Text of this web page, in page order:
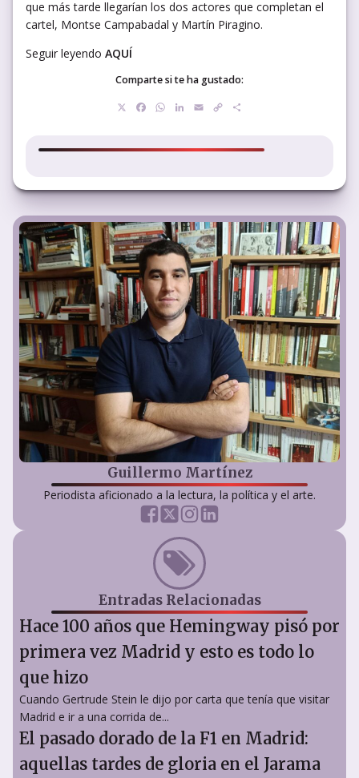
que más tarde llegarían los dos actores que completan el
cartel, Montse Campabadal y Martín Piragino.
Seguir leyendo AQUÍ
Comparte si te ha gustado:
Facebook
WhatsApp
LinkedIn
EmailCopy
Guillermo Martínez
Periodista aficionado a la lectura, la política y el arte.
Entradas Relacionadas
Hace 100 años que Hemingway pisó por
primera vez Madrid y esto es todo lo
que hizo
Cuando Gertrude Stein le dijo por carta que tenía que visitar
Madrid e ir a una corrida de...
El pasado dorado de la F1 en Madrid:
aquellas tardes de gloria en el Jarama